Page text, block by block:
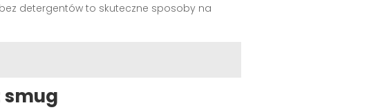
detergentów to skuteczne sposoby na
smug